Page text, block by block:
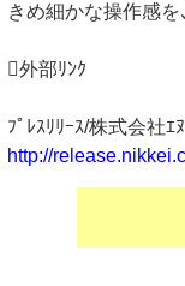
きめ細かな操作感
外部ﾘﾝｸ
ﾌﾟﾚｽﾘﾘｰｽ/株式会社ｴ
http://